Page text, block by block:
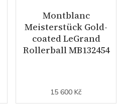
Montblanc
Meisterstück Gold-
coated LeGrand
Rollerball MB132454
15 600 Kč